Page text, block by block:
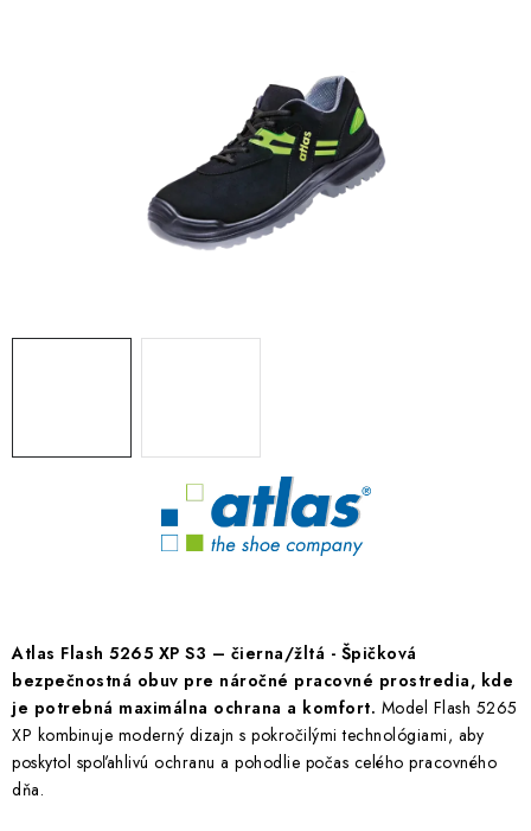
BEZPEČNOSTNÉ NORMY A SYMBOLY
Často kladené otázky
INFORMÁCIE PRE ZÁKAZNÍKOV
Atlas Flash 5265 XP S3 – čierna/žltá - Špičková
bezpečnostná obuv pre náročné pracovné prostredia, kde
je potrebná maximálna ochrana a komfort. Model Flash 5265
XP kombinuje moderný dizajn s pokročilými technológiami, aby
poskytol spoľahlivú ochranu a pohodlie počas celého pracovného
dňa.